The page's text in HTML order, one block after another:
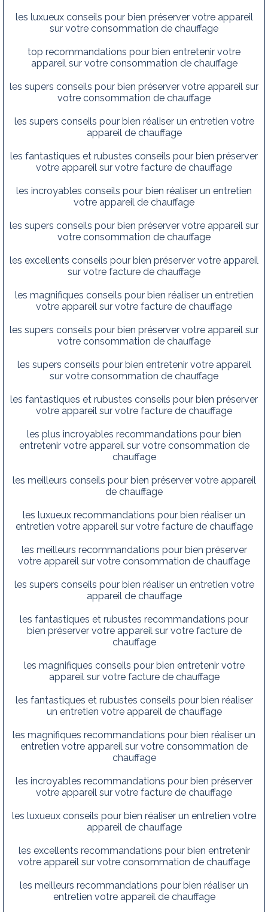
les luxueux conseils pour bien préserver votre appareil
sur votre consommation de chauffage
top recommandations pour bien entretenir votre
appareil sur votre consommation de chauffage
les supers conseils pour bien préserver votre appareil sur
votre consommation de chauffage
les supers conseils pour bien réaliser un entretien votre
appareil de chauffage
les fantastiques et rubustes conseils pour bien préserver
votre appareil sur votre facture de chauffage
les incroyables conseils pour bien réaliser un entretien
votre appareil de chauffage
les supers conseils pour bien préserver votre appareil sur
votre consommation de chauffage
les excellents conseils pour bien préserver votre appareil
sur votre facture de chauffage
les magnifiques conseils pour bien réaliser un entretien
votre appareil sur votre facture de chauffage
les supers conseils pour bien préserver votre appareil sur
votre consommation de chauffage
les supers conseils pour bien entretenir votre appareil
sur votre consommation de chauffage
les fantastiques et rubustes conseils pour bien préserver
votre appareil sur votre facture de chauffage
les plus incroyables recommandations pour bien
entretenir votre appareil sur votre consommation de
chauffage
les meilleurs conseils pour bien préserver votre appareil
de chauffage
les luxueux recommandations pour bien réaliser un
entretien votre appareil sur votre facture de chauffage
les meilleurs recommandations pour bien préserver
votre appareil sur votre consommation de chauffage
les supers conseils pour bien réaliser un entretien votre
appareil de chauffage
les fantastiques et rubustes recommandations pour
bien préserver votre appareil sur votre facture de
chauffage
les magnifiques conseils pour bien entretenir votre
appareil sur votre facture de chauffage
les fantastiques et rubustes conseils pour bien réaliser
un entretien votre appareil de chauffage
les magnifiques recommandations pour bien réaliser un
entretien votre appareil sur votre consommation de
chauffage
les incroyables recommandations pour bien préserver
votre appareil sur votre facture de chauffage
les luxueux conseils pour bien réaliser un entretien votre
appareil de chauffage
les excellents recommandations pour bien entretenir
votre appareil sur votre consommation de chauffage
les meilleurs recommandations pour bien réaliser un
entretien votre appareil de chauffage